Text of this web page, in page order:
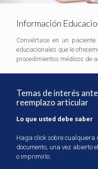
Información
Conviértase en un
educacionales que le
procedimientos médicos de
Temas de interés
reemplazo articular
Lo que usted debe saber
Haga click sobre cualquiera
documento, una vez abierto
o imprimirlo.